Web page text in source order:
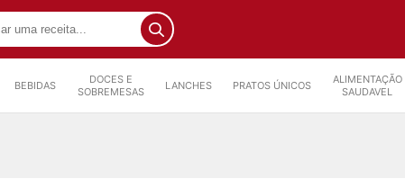
BEBIDAS
DOCES E
SOBREMESAS
LANCHES PRATOS ÚNICOS
ALIMENTAÇÃO
SAUDAVEL